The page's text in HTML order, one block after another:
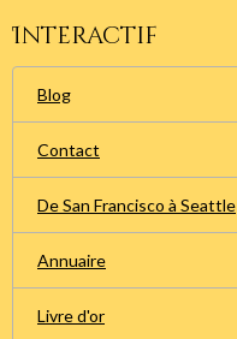
Interactif
Blog
Contact
De San Francisco à Seattle
Annuaire
Livre d'or